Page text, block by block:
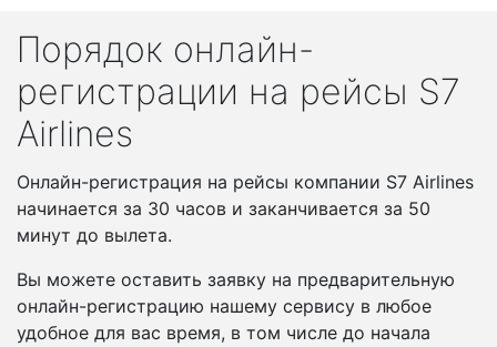
Порядок онлайн-
регистрации на рейсы S7
Airlines
Онлайн-регистрация на рейсы компании S7 Airlines
начинается за 30 часов и заканчивается за 50
минут до вылета.
Вы можете оставить заявку на предварительную
онлайн-регистрацию нашему сервису в любое
удобное для вас время, в том числе до начала